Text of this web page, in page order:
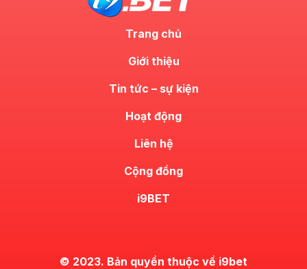
Trang chủ
Giới thiệu
Tin tức – sự kiện
Hoạt động
Liên hệ
Cộng đồng
i9BET
© 2023. Bản quyền thuộc về i9bet